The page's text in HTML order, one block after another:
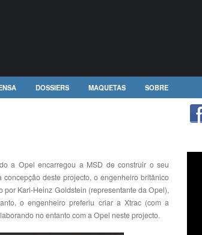
DOSSIERS MAQUETAS SOBRE
a Opel encarregou a MSD de construir o seu
deste projecto, o engenheiro britânico
Karl-Heinz Goldstein (representante da Opel),
o engenheiro preferiu criar a Xtrac (com a
no entanto com a Opel neste projecto.